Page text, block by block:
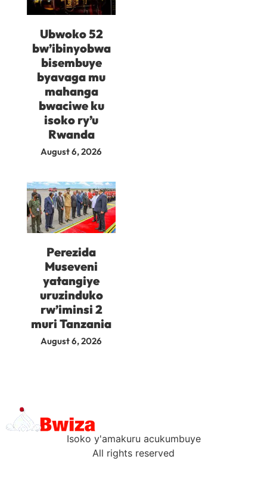
Ubwoko 52
bw’ibinyobwa
bisembuye
byavaga mu
mahanga
bwaciwe ku
isoko ry’u
Rwanda
August 6, 2026
Perezida
Museveni
yatangiye
uruzinduko
rw’iminsi 2
muri Tanzania
August 6, 2026
Isoko y'amakuru acukumbuye
All rights reserved